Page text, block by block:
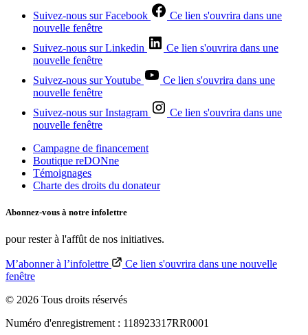
Suivez-nous sur Facebook
Ce lien s'ouvrira dans une
nouvelle fenêtre
Suivez-nous sur Linkedin
Ce lien s'ouvrira dans une
nouvelle fenêtre
Suivez-nous sur Youtube
Ce lien s'ouvrira dans une
nouvelle fenêtre
Suivez-nous sur Instagram
Ce lien s'ouvrira dans une
nouvelle fenêtre
Campagne de financement
Boutique reDONne
Témoignages
Charte des droits du donateur
Abonnez-vous à notre infolettre
pour rester à l'affût de nos initiatives.
M’abonner à l’infolettre
Ce lien s'ouvrira dans une nouvelle
fenêtre
© 2026 Tous droits réservés
Numéro d'enregistrement : 118923317RR0001